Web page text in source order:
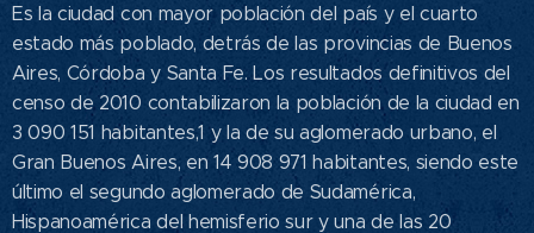
Es la ciudad con mayor población del país y el cuarto
estado más poblado, detrás de las provincias de Buenos
Aires, Córdoba y Santa Fe. Los resultados definitivos del
censo de 2010 contabilizaron la población de la ciudad en
3 090 151 habitantes,1​ y la de su aglomerado urbano, el
Gran Buenos Aires, en 14 908 971 habitantes, siendo este
último el segundo aglomerado de Sudamérica,
Hispanoamérica del hemisferio sur y una de las 20